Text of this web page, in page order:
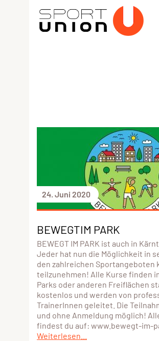
24. Juni 2020
BEWEGTIM PARK
BEWEGT IM PARK ist auch in
Jeder hat nun die Möglichkeit in
den zahlreichen Sportangeboten
teilzunehmen! Alle Kurse finden
Parks oder anderen Freiflächen
kostenlos und werden von
TrainerInnen geleitet. Die
und ohne Anmeldung möglich!
findest du auf: www.bewegt-im-
Weiterlesen...